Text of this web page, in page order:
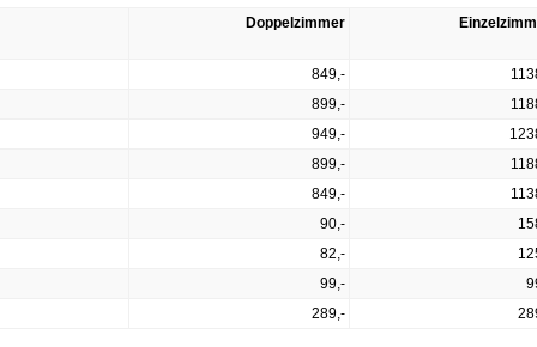
Doppelzimmer
849,-
899,-
949,-
899,-
849,-
90,-
82,-
99,-
289,-